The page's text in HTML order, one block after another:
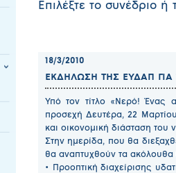
Επιλέξτε το συνέδριο
18/3/2010
ΕΚΔΗΛΩΣΗ ΤΗΣ ΕΥΔΑΠ
Υπό τον τίτλο «Νερό! Ένας
προσεχή Δευτέρα, 22
και οικονομική διάσταση του
Στην ημερίδα, που θα
θα αναπτυχθούν τα ακόλουθα
• Προοπτική διαχείρισης